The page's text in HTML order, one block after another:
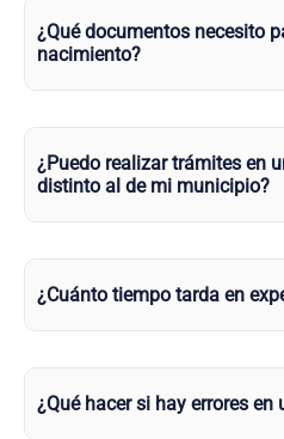
¿Qué documentos necesito
nacimiento?
¿Puedo realizar trámites en
distinto al de mi municipio?
¿Cuánto tiempo tarda en
¿Qué hacer si hay errores en